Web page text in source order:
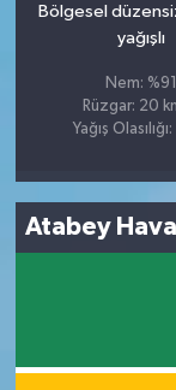
Bölgesel
yağışlı
Nem: %91
Rüzgar: 20
Yağış
Atabey